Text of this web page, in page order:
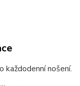
každodenní nošení.